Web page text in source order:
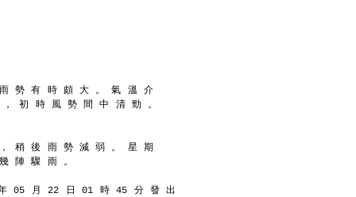
勢 有 時 頗 大 。 氣 溫 介
初 時 風 勢 間 中 清 勁 。
稍 後 雨 勢 減 弱 。 星 期
陣 驟 雨 。
05 月 22 日 01 時 45 分 發 出